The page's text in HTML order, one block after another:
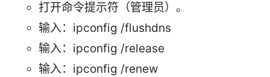
打开命令提示符（管理员）。
输入：ipconfig /flushdns
输入：ipconfig /release
输入：ipconfig /renew